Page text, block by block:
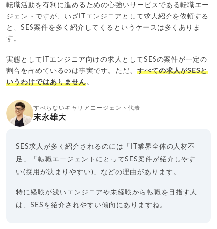
転職活動を有利に進めるための心強いサービスである転職エー
ジェントですが、いざITエンジニアとして求人紹介を依頼する
と、SES案件を多く紹介してくるというケースは多くありま
す。
実態としてITエンジニア向けの求人としてSESの案件が一定の
割合を占めているのは事実です。ただ、 すべての求人がSESと
いうわけではありません。
すべらないキャリアエージェント代表
末永雄大
SES求人が多く紹介されるのには「IT業界全体の人材不
足」「転職エージェントにとってSES案件が紹介しやす
い(採用が決まりやすい)」などの理由があります。
特に経験が浅いエンジニアや未経験から転職を目指す人
は、SESを紹介されやすい傾向にありますね。